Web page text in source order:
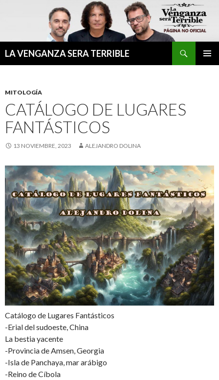
LA VENGANZA SERA TERRIBLE
MITOLOGÍA
CATÁLOGO DE LUGARES
FANTÁSTICOS
13 NOVIEMBRE, 2023 ALEJANDRO DOLINA
Catálogo de Lugares Fantásticos
-Erial del sudoeste, China
La bestia yacente
-Provincia de Amsen, Georgia
-Isla de Panchaya, mar arábigo
-Reino de Cíbola